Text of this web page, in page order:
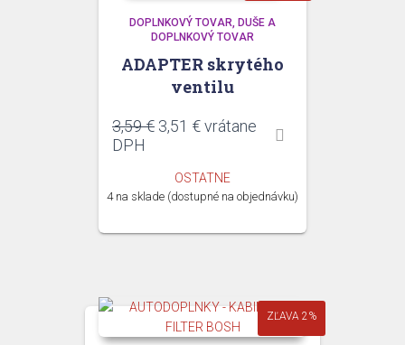
DOPLNKOVÝ TOVAR DUŠE A
DOPLNKOVÝ TOVAR
ADAPTER skrytého
ventilu
3,59€ Pôvodná
3,59 €.
3,51 €Aktuálna
3,51 €.
vrátane
DPH
OSTATNE
4 na sklade (dostupné na objednávku)
ZĽAVA 2%